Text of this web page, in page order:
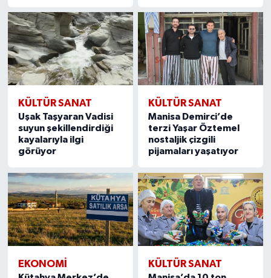
KÜLTÜR SANAT
Uşak Taşyaran Vadisi
suyun şekillendirdiği
kayalarıyla ilgi
görüyor
KÜLTÜR SANAT
Manisa Demirci’de
terzi Yaşar Öztemel
nostaljik çizgili
pijamaları yaşatıyor
EKONOMI KÜLTÜR SANAT